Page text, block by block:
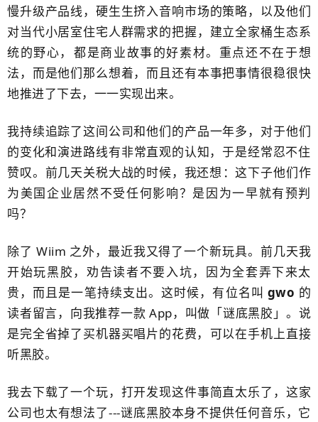
慢升级产品线，硬生生挤入音响市场的策略，以及他们
对当代小居室住宅人群需求的把握，建立全家桶生态系
统的野心，​都是商业故事的好素材。重点还不在于想
法，而是他们那么想着，而且还有本事把事情很稳很快
地推进​了下去，一一实现出来。
我持续追踪了这间公司和他们的产品一年多，对于他们
的变化和演进路线​有非常直观的认知，于是经常忍不住​
赞叹。前几天关税大战的时候，我还想​：这下子他们作
为美国企业居然不受任何影响？是因为一早就有预判
吗？
​除了 Wiim 之外，最近我又得了一个新玩具。前几天我
开始玩黑胶，劝告读者不要入坑，因为全套弄下来太
贵，而且是一笔持续支出。这时候，有位名叫 gwo 的
读者留言，向我推荐一款 App，叫做「谜底黑胶​」。说
是完全省掉了买机器买唱片的花费，​可以在手机上直接
听黑胶。
我去下载了一个玩，打开发现这件事简直太乐了，这家
公司也太有想法了---谜底黑胶本身不提供任何音乐，它